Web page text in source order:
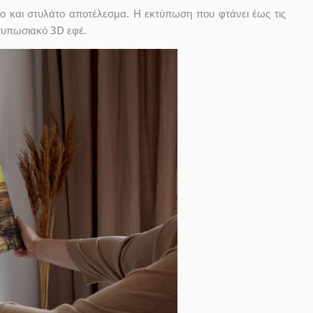
στυλάτο αποτέλεσμα. Η εκτύπωση που φτάνει έως τις
3D εφέ.